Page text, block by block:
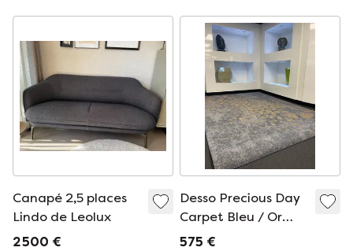
Canapé 2,5 places
Lindo de Leolux
2 500 €
Desso Precious Day
Carpet Bleu / Or
Marron Nouveau
575 €